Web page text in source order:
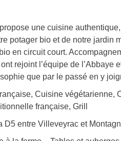
une cuisine
potager bio et de notre jardin
en circuit court.
rejoint l’équipe de l’Abbaye
que par le passé en y
Cuisine végétarienne,
française, Grill
D5 entre Villeveyrac et